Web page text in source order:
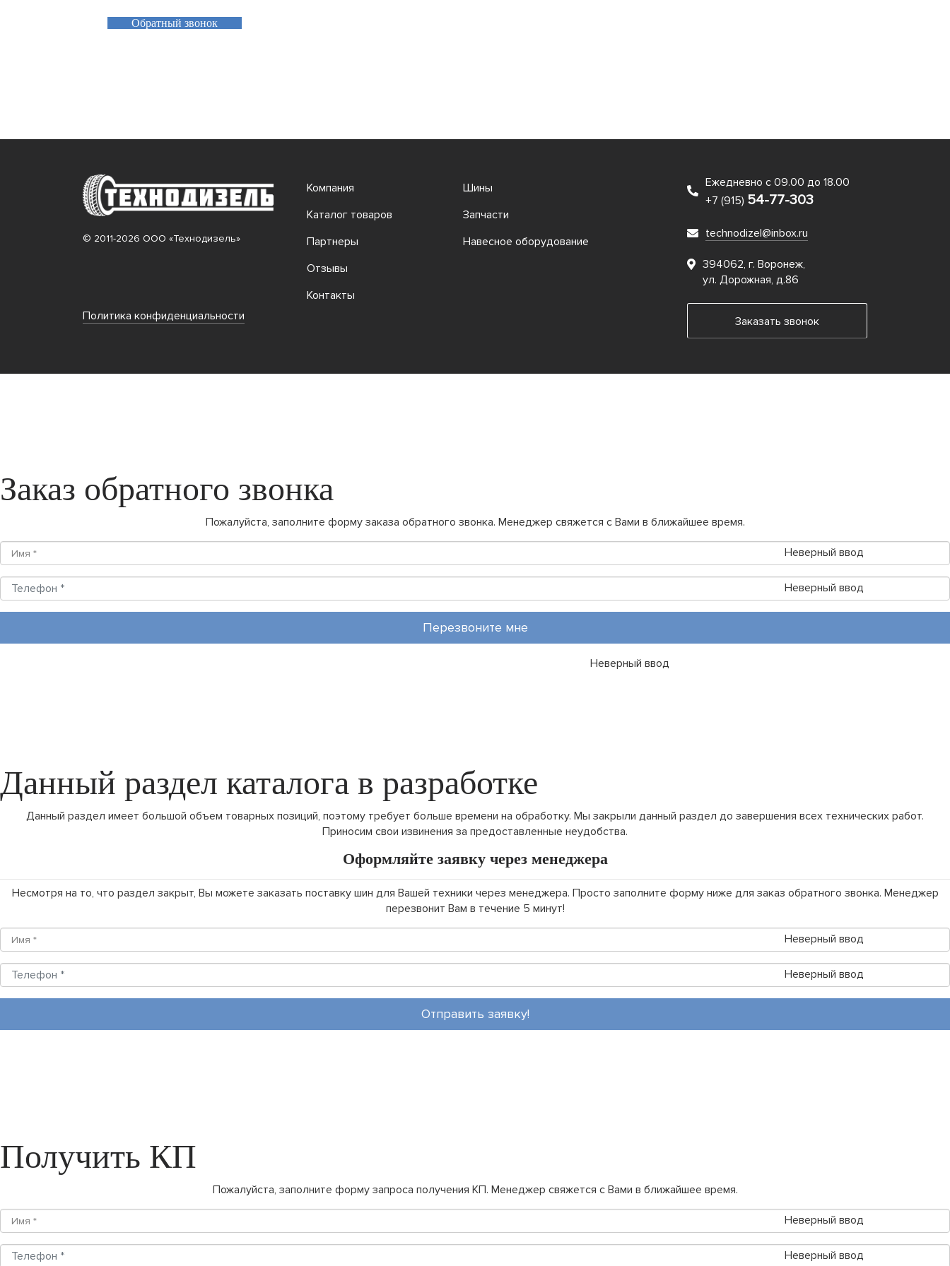
Обратный звонок
© 2011-2026 ООО «Технодизель»
Политика конфиденциальности
Компания
Каталог товаров
Партнеры
Отзывы
Контакты
Шины
Запчасти
Навесное оборудование
Ежедневно с 09.00 до 18.00
+7 (915) 54-77-303
technodizel@inbox.ru
394062, г. Воронеж,
ул. Дорожная, д.86
Заказать звонок
Заказ обратного звонка
Пожалуйста, заполните форму заказа обратного звонка. Менеджер свяжется с Вами в ближайшее время.
Неверный ввод
Неверный ввод
Перезвоните мне
Неверный ввод
Данный раздел каталога в разработке
Данный раздел имеет большой объем товарных позиций, поэтому требует больше времени на обработку. Мы закрыли данный раздел до завершения всех технических работ.
Приносим свои извинения за предоставленные неудобства.
Оформляйте заявку через менеджера
Несмотря на то, что раздел закрыт, Вы можете заказать поставку шин для Вашей техники через менеджера. Просто заполните форму ниже для заказ обратного звонка. Менеджер
перезвонит Вам в течение 5 минут!
Неверный ввод
Неверный ввод
Отправить заявку!
Получить КП
Пожалуйста, заполните форму запроса получения КП. Менеджер свяжется с Вами в ближайшее время.
Неверный ввод
Неверный ввод